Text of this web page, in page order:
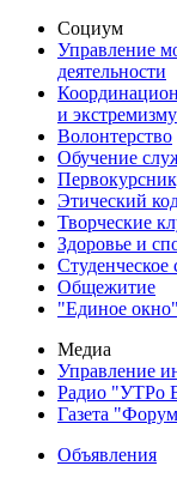
Социум
Управление
деятельности
и экстремизму
Волонтерство
Обучение
Этический
Творческие
Здоровье и
Студенческое
Общежитие
"Единое
Медиа
Управление
Радио "УТРо
Газета
Объявления